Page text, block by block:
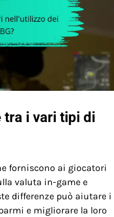
tra i vari tipi di
forniscono ai giocatori
valuta in-game e
differenze può aiutare i
e migliorare la loro